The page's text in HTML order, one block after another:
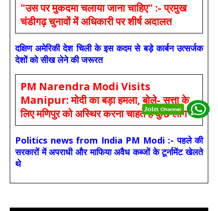
"उस पर मुकदमा चलाया जाना चाहिए" :- प्रमुख
चंडीगढ़ चुनावों में अधिकारी पर शीर्ष अदालत
दक्षिण अमेरिकी देश चिली के इस कदम से बड़े कार्बन उत्सर्जक
देशों को सीख लेने की जरूरत
PM Narendra Modi Visits
Manipur: मोदी का बड़ा हमला, बोले- सत्ता के
लिए मणिपुर को अस्थिर करना चाहते हैं कुछ लोग
Politics news from India PM Modi :- पहले की
सरकारों में अपराधी और माफिया अवैध कब्जों के टूर्नामेंट खेलते
थे